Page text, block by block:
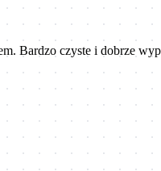
czyste i dobrze